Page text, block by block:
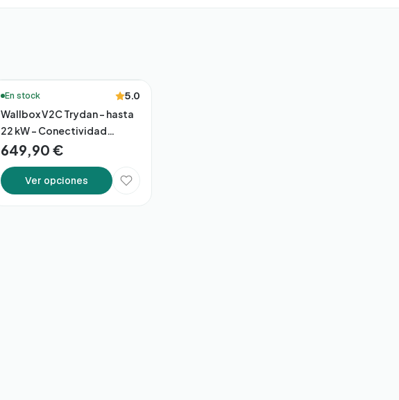
En stock
5.0
Wallbox V2C Trydan – hasta
22 kW – Conectividad
Inteligente
649,90 €
Ver opciones